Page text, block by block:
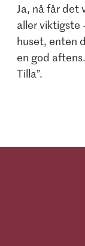
Ja, nå får det
aller viktigste
huset, enten
en god
Tilla”.